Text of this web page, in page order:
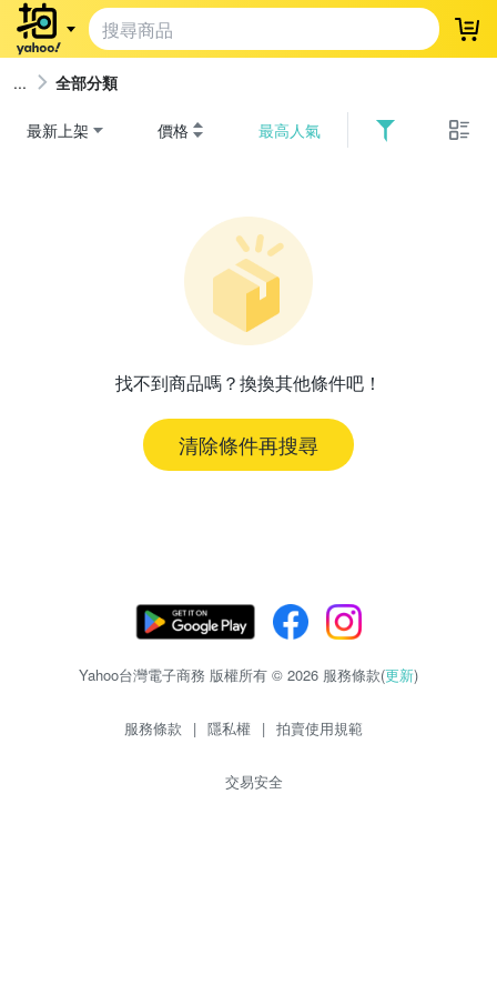
登
全部分類
最新上架 價格 最高人氣
找不到商品嗎？換換其他條件吧！
清除條件再搜尋
Yahoo台灣電子商務 版權所有 © 2026 服務條款(更新)
服務條款 | 隱私權 | 拍賣使用規範
交易安全